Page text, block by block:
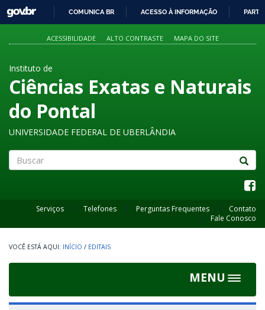
PARA
O
GOVBR
COMUNICA BR ACESSO À INFORMAÇÃO
ACESSIBILIDADE ALTO CONTRASTE MAPA DO SITE
Instituto de
Ciências Exatas e Naturais
do Pontal
UNIVERSIDADE FEDERAL DE UBERLÂNDIA
Serviços Telefones Perguntas Frequentes
Contato
Fale Conosco
INÍCIO / EDITAIS
MENU
Toggle